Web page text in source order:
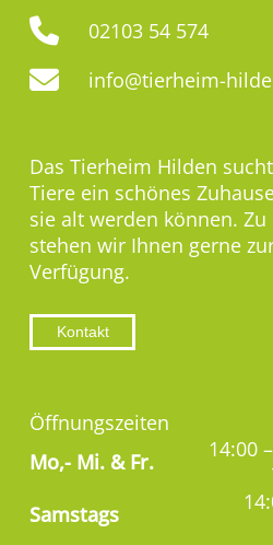
02103 54 574
info@tierheim-
Das Tierheim Hilden
Tiere ein schönes
sie alt werden können. Zu
stehen wir Ihnen gerne
Verfügung.
Kontakt
Öffnungszeiten
Mo,- Mi. & Fr.
14:00
Samstags